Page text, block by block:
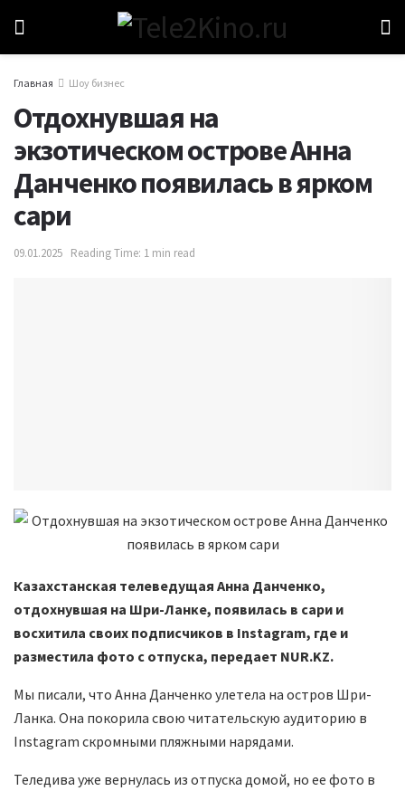
Главная Шоу бизнес
Отдохнувшая на
экзотическом острове Анна
Данченко появилась в ярком
сари
09.01.2025 Reading Time: 1 min read
Казахстанская телеведущая Анна Данченко,
отдохнувшая на Шри-Ланке, появилась в сари и
восхитила своих подписчиков в Instagram, где и
разместила фото с отпуска, передает NUR.KZ.
Мы писали, что Анна Данченко улетела на остров Шри-
Ланка. Она покорила свою читательскую аудиторию в
Instagram скромными пляжными нарядами.
Теледива уже вернулась из отпуска домой, но ее фото в